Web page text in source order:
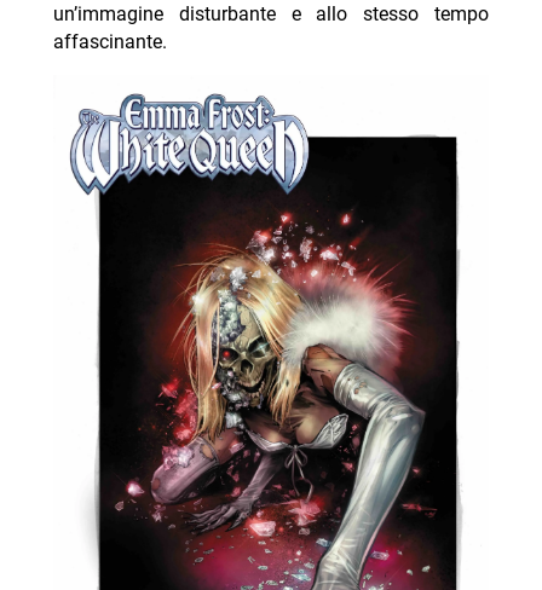
un’immagine disturbante e allo stesso tempo
affascinante.